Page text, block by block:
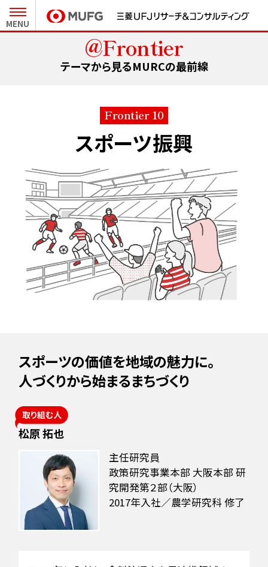
MENU
27卒新卒採用 MY PAGE
MURCについて
キーワードで知るMURC
テーマから見る最前線
人とキャリア
職種と仕事
社員インタビュー
キャリア形成
未来をつくるプロジェクト
水素の社会実装プロジェクト
クロストーク
若手同期座談会
人材育成
多様な働き方
募集要項
よくある質問
開催概要・レポート
@Frontier
テーマから見るMURCの最前線
Frontier 10
スポーツ振興
スポーツの価値を地域の魅力に。
人づくりから始まるまちづくり
松原 拓也
主任研究員
政策研究事業本部 大阪本部 研
究開発第２部（大阪）
2017年入社／農学研究科 修了